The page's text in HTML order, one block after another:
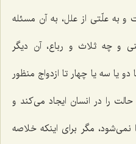
به علّتی از علل، به آن مسئله
و چه ثلاث و رباع، آن دیگر
یا سه یا چهار تا ازدواج منظور
را در انسان ایجاد می‌كند و
نمی‌شود، مگر برای اینكه خلاصه